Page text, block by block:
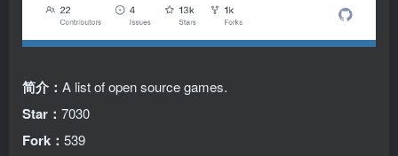
简介： A list of open source games.
Star： 7030
Fork： 539